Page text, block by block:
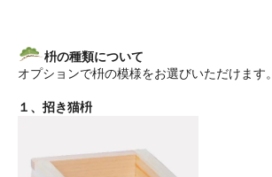
枡の種類について
オプションで枡の模様をお選びいただけます。
１、招き猫枡